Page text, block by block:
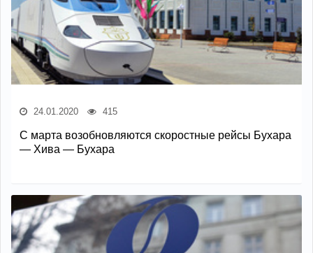
24.01.2020 415
С марта возобновляются скоростные рейсы Бухара
— Хива — Бухара